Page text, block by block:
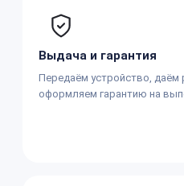
Выдача и гарантия
Передаём устройство, даём
оформляем гарантию на